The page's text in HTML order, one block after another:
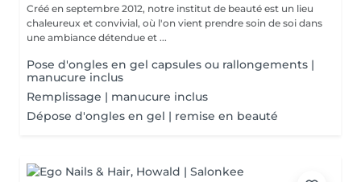
Créé en septembre 2012, notre institut de beauté est un lieu
chaleureux et convivial, où l'on vient prendre soin de soi dans
une ambiance détendue et ...
Pose d'ongles en gel capsules ou rallongements |
manucure inclus
Remplissage | manucure inclus
Dépose d'ongles en gel | remise en beauté